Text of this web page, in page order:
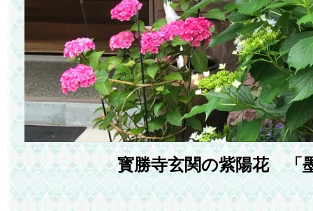
寳勝寺玄関の紫陽花 「